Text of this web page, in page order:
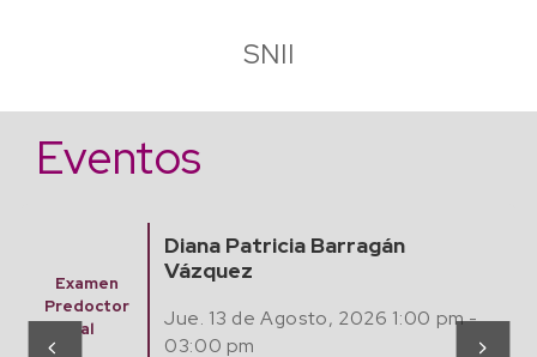
SNII
Eventos
Matemátic
as,
Computaci
Finding Algebraic Mathematical
Models from Experimental Data
Jue. 20 Agosto, 2026 12:00 pm -